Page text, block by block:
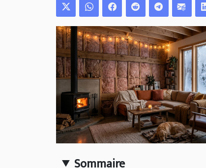
Sommaire